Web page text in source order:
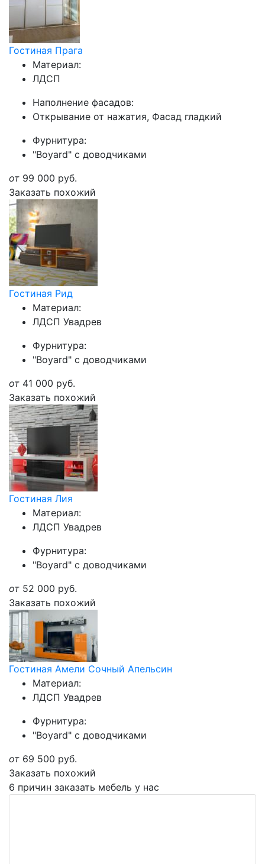
Гостиная Прага
Материал:
ЛДСП
Наполнение фасадов:
Открывание от нажатия, Фасад гладкий
Фурнитура:
"Boyard" с доводчиками
от 99 000 руб.
Заказать похожий
Гостиная Рид
Материал:
ЛДСП Увадрев
Фурнитура:
"Boyard" с доводчиками
от 41 000 руб.
Заказать похожий
Гостиная Лия
Материал:
ЛДСП Увадрев
Фурнитура:
"Boyard" с доводчиками
от 52 000 руб.
Заказать похожий
Гостиная Амели Сочный Апельсин
Материал:
ЛДСП Увадрев
Фурнитура:
"Boyard" с доводчиками
от 69 500 руб.
Заказать похожий
6 причин заказать мебель у нас